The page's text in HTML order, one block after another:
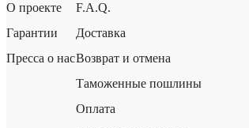
О проекте
Гарантии
Пресса о нас
F.A.Q.
Доставка
Возврат и отмена
Таможенные пошлины
Оплата